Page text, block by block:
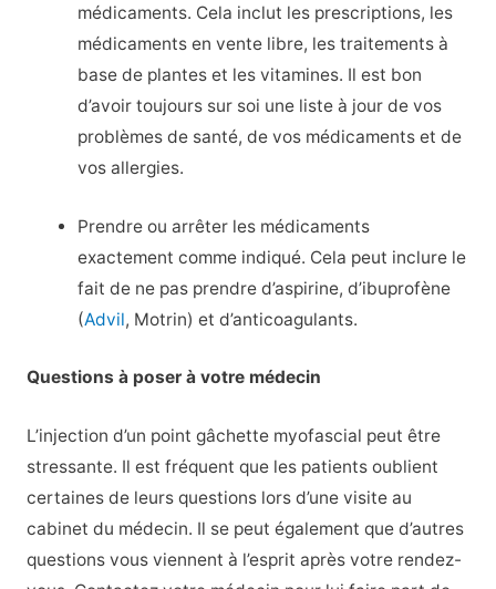
médicaments. Cela inclut les prescriptions, les
médicaments en vente libre, les traitements à
base de plantes et les vitamines. Il est bon
d’avoir toujours sur soi une liste à jour de vos
problèmes de santé, de vos médicaments et de
vos allergies.
Prendre ou arrêter les médicaments
exactement comme indiqué. Cela peut inclure le
fait de ne pas prendre d’aspirine, d’ibuprofène
(Advil, Motrin) et d’anticoagulants.
Questions à poser à votre médecin
L’injection d’un point gâchette myofascial peut être
stressante. Il est fréquent que les patients oublient
certaines de leurs questions lors d’une visite au
cabinet du médecin. Il se peut également que d’autres
questions vous viennent à l’esprit après votre rendez-